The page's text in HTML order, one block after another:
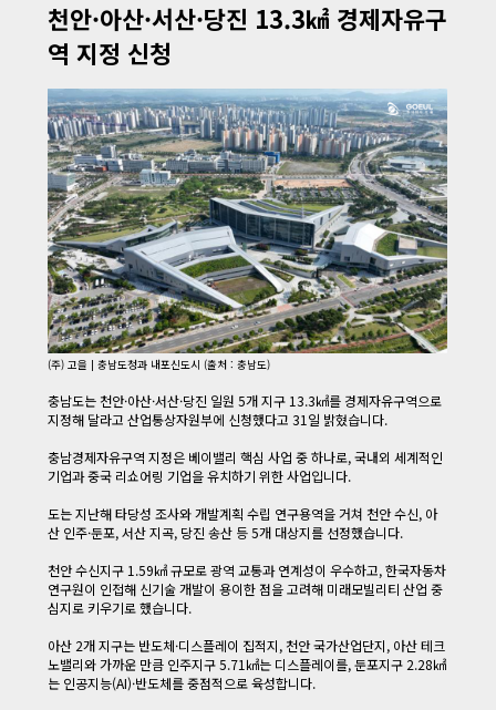
천안·아산·서산·당진 13.3㎢ 경제자유구
역 지정 신청
(주) 고을 | 충남도청과 내포신도시 (출처 : 충남도)
​ 충남도는 천안·아산·서산·당진 일원 5개 지구 13.3㎢를 경제자유구역으로
지정해 달라고 산업통상자원부에 신청했다고 31일 밝혔습니다.
​ 충남경제자유구역 지정은 베이밸리 핵심 사업 중 하나로, 국내외 세계적인
기업과 중국 리쇼어링 기업을 유치하기 위한 사업입니다.
​ 도는 지난해 타당성 조사와 개발계획 수립 연구용역을 거쳐 천안 수신, 아
산 인주·둔포, 서산 지곡, 당진 송산 등 5개 대상지를 선정했습니다.
​ 천안 수신지구 1.59㎢ 규모로 광역 교통과 연계성이 우수하고, 한국자동차
연구원이 인접해 신기술 개발이 용이한 점을 고려해 미래모빌리티 산업 중
심지로 키우기로 했습니다.
​ 아산 2개 지구는 반도체·디스플레이 집적지, 천안 국가산업단지, 아산 테크
노밸리와 가까운 만큼 인주지구 5.71㎢는 디스플레이를, 둔포지구 2.28㎢
는 인공지능(AI)·반도체를 중점적으로 육성합니다.